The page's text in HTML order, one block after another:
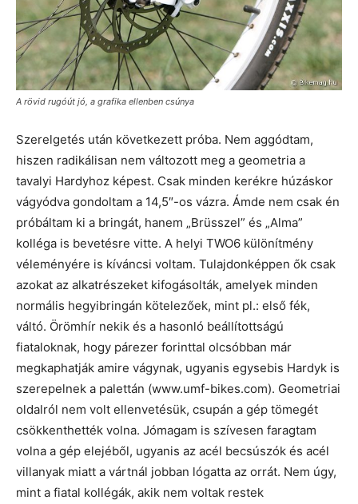
A rövid rugóút jó, a grafika ellenben csúnya
Szerelgetés után következett próba. Nem aggódtam,
hiszen radikálisan nem változott meg a geometria a
tavalyi Hardyhoz képest. Csak minden kerékre húzáskor
vágyódva gondoltam a 14,5″-os vázra. Ámde nem csak én
próbáltam ki a bringát, hanem „Brüsszel” és „Alma”
kolléga is bevetésre vitte. A helyi TWO6 különítmény
véleményére is kíváncsi voltam. Tulajdonképpen ők csak
azokat az alkatrészeket kifogásolták, amelyek minden
normális hegyibringán kötelezőek, mint pl.: első fék,
váltó. Örömhír nekik és a hasonló beállítottságú
fiataloknak, hogy párezer forinttal olcsóbban már
megkaphatják amire vágynak, ugyanis egysebis Hardyk is
szerepelnek a palettán (www.umf-bikes.com). Geometriai
oldalról nem volt ellenvetésük, csupán a gép tömegét
csökkenthették volna. Jómagam is szívesen faragtam
volna a gép elejéből, ugyanis az acél becsúszók és acél
villanyak miatt a vártnál jobban lógatta az orrát. Nem úgy,
mint a fiatal kollégák, akik nem voltak restek